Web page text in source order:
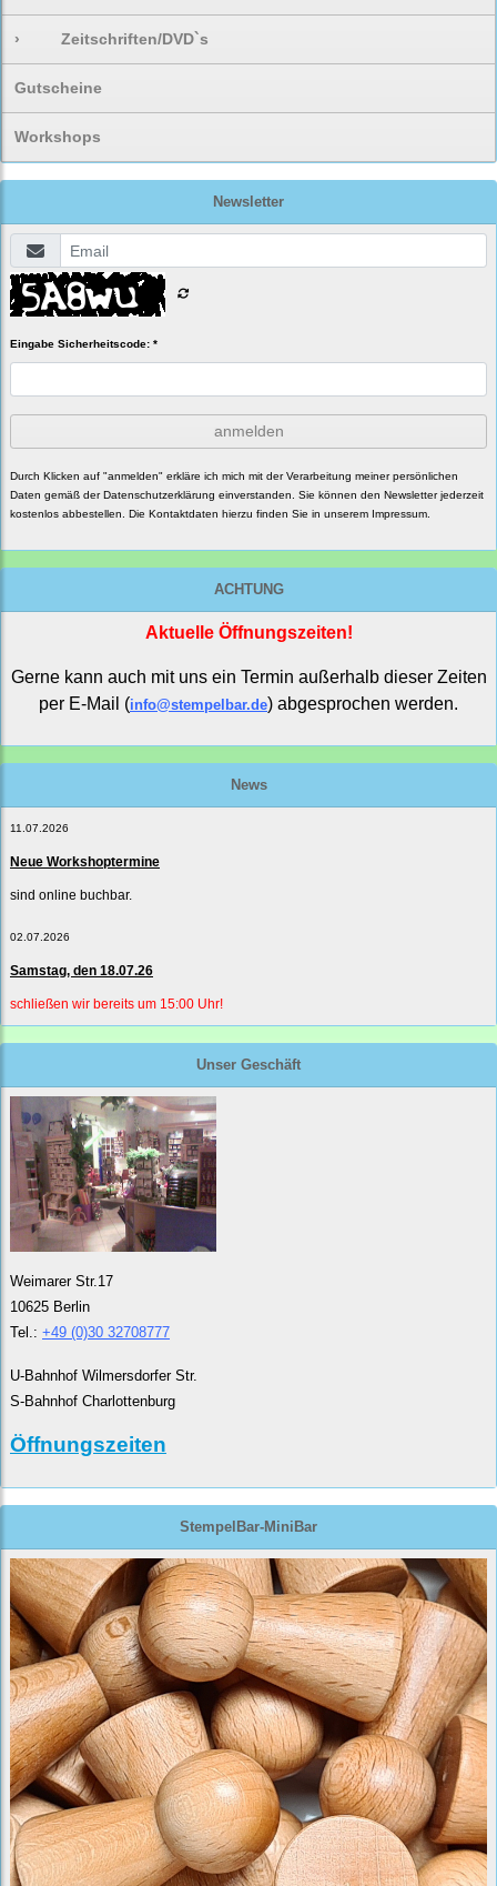
› Zeitschriften/DVD`s
Gutscheine
Workshops
Newsletter
Eingabe Sicherheitscode: *
anmelden
Durch Klicken auf "anmelden" erkläre ich mich mit der Verarbeitung meiner persönlichen
Daten gemäß der Datenschutzerklärung einverstanden. Sie können den Newsletter jederzeit
kostenlos abbestellen. Die Kontaktdaten hierzu finden Sie in unserem Impressum.
ACHTUNG
Aktuelle Öffnungszeiten!
Gerne kann auch mit uns ein Termin außerhalb dieser Zeiten
per E-Mail (info@stempelbar.de) abgesprochen werden.
News
11.07.2026
Neue Workshoptermine
sind online buchbar.
02.07.2026
Samstag, den 18.07.26
schließen wir bereits um 15:00 Uhr!
Unser Geschäft
Weimarer Str.17
10625 Berlin
Tel.: +49 (0)30 32708777
U-Bahnhof Wilmersdorfer Str.
S-Bahnhof Charlottenburg
Öffnungszeiten
StempelBar-MiniBar